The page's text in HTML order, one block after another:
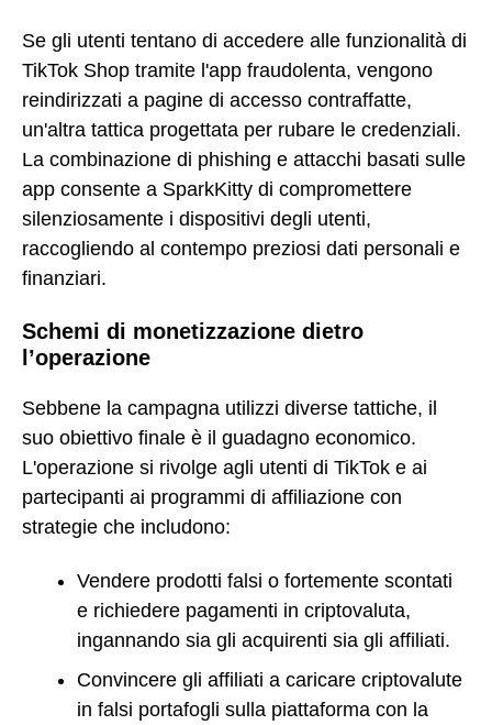
Se gli utenti tentano di accedere alle funzionalità di
TikTok Shop tramite l'app fraudolenta, vengono
reindirizzati a pagine di accesso contraffatte,
un'altra tattica progettata per rubare le credenziali.
La combinazione di phishing e attacchi basati sulle
app consente a SparkKitty di compromettere
silenziosamente i dispositivi degli utenti,
raccogliendo al contempo preziosi dati personali e
finanziari.
Schemi di monetizzazione dietro
l’operazione
Sebbene la campagna utilizzi diverse tattiche, il
suo obiettivo finale è il guadagno economico.
L'operazione si rivolge agli utenti di TikTok e ai
partecipanti ai programmi di affiliazione con
strategie che includono:
Vendere prodotti falsi o fortemente scontati
e richiedere pagamenti in criptovaluta,
ingannando sia gli acquirenti sia gli affiliati.
Convincere gli affiliati a caricare criptovalute
in falsi portafogli sulla piattaforma con la